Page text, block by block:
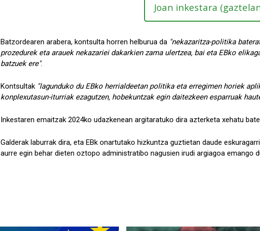
Joan inkestara
Batzordearen arabera, kontsulta horren helburua da "nekazaritza-politika
prozedurek eta arauek nekazariei dakarkien zama ulertzea, bai eta EBko
batzuek ere".
Kontsultak "lagunduko du EBko herrialdeetan politika eta erregimen horiek
konplexutasun-iturriak ezagutzen, hobekuntzak egin daitezkeen esparruak
Inkestaren emaitzak 2024ko udazkenean argitaratuko dira azterketa xehatu
Galderak laburrak dira, eta EBk onartutako hizkuntza guztietan daude
aurre egin behar dieten oztopo administratibo nagusien irudi argiagoa emango